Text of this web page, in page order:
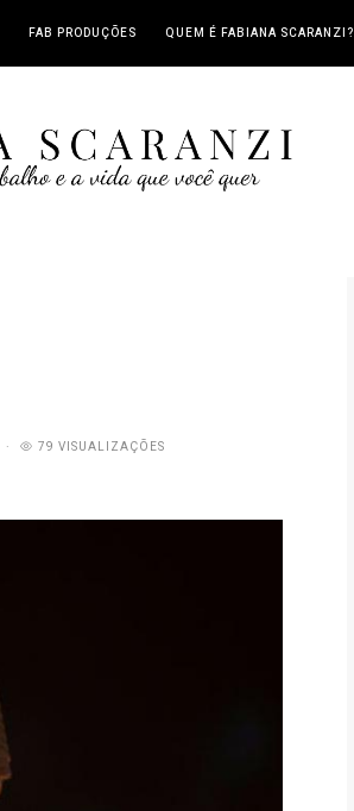
FAB PRODUÇÕES QUEM É FABIANA SCARANZI?
79 VISUALIZAÇÕES